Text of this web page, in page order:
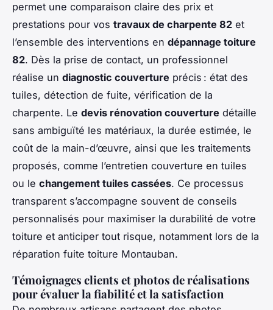
permet une comparaison claire des prix et
prestations pour vos travaux de charpente 82 et
l’ensemble des interventions en dépannage toiture
82. Dès la prise de contact, un professionnel
réalise un diagnostic couverture précis : état des
tuiles, détection de fuite, vérification de la
charpente. Le devis rénovation couverture détaille
sans ambiguïté les matériaux, la durée estimée, le
coût de la main-d’œuvre, ainsi que les traitements
proposés, comme l’entretien couverture en tuiles
ou le changement tuiles cassées. Ce processus
transparent s’accompagne souvent de conseils
personnalisés pour maximiser la durabilité de votre
toiture et anticiper tout risque, notamment lors de la
réparation fuite toiture Montauban.
Témoignages clients et photos de réalisations
pour évaluer la fiabilité et la satisfaction